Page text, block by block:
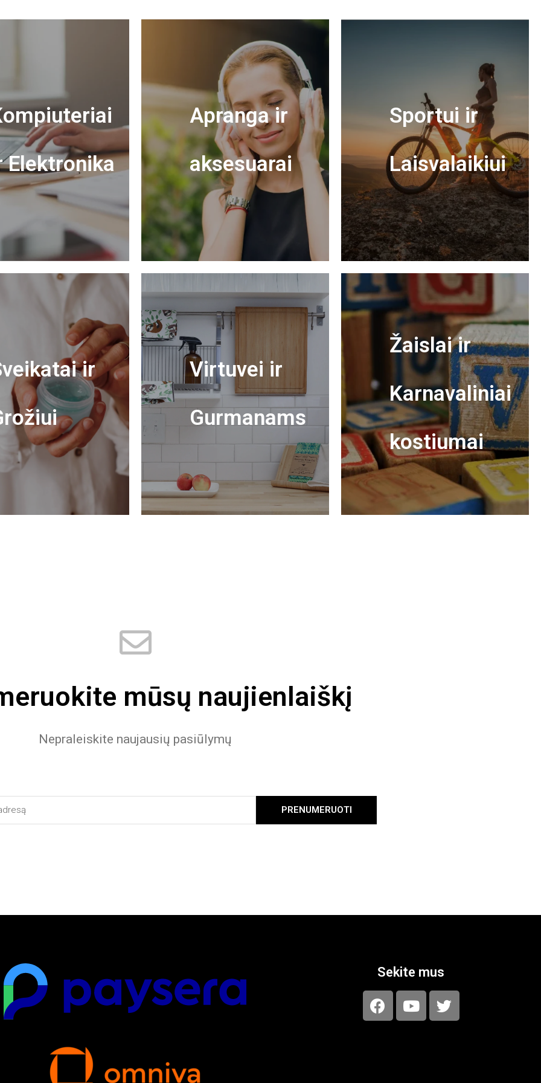
Elektronika
Apranga ir
aksesuarai
Sportui ir
Laisvalaikiui
ir
Virtuvei ir
Gurmanams
Žaislai ir
Karnavaliniai
kostiumai
mūsų naujienlaiškį
Nepraleiskite naujausių pasiūlymų
PRENUMERUOTI
Sekite mus